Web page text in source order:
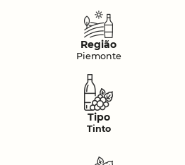
Região
Piemonte
Tipo
Tinto